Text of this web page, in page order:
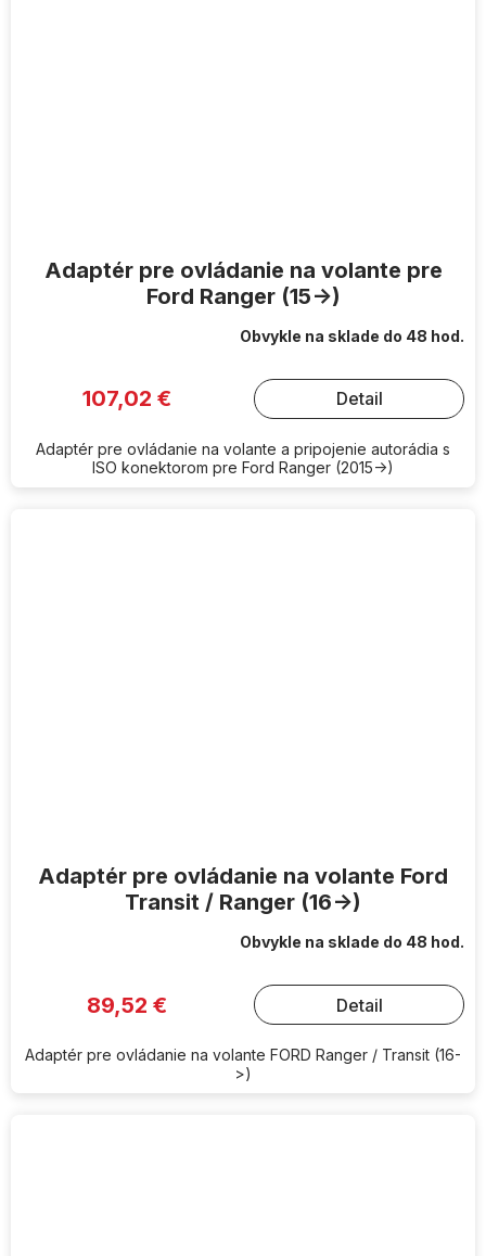
Adaptér pre ovládanie na volante pre
Ford Ranger (15->)
Obvykle na sklade do 48 hod.
107,02 € Detail
Adaptér pre ovládanie na volante a pripojenie autorádia s
ISO konektorom pre Ford Ranger (2015->)
Adaptér pre ovládanie na volante Ford
Transit / Ranger (16->)
Obvykle na sklade do 48 hod.
89,52 € Detail
Adaptér pre ovládanie na volante FORD Ranger / Transit (16-
>)